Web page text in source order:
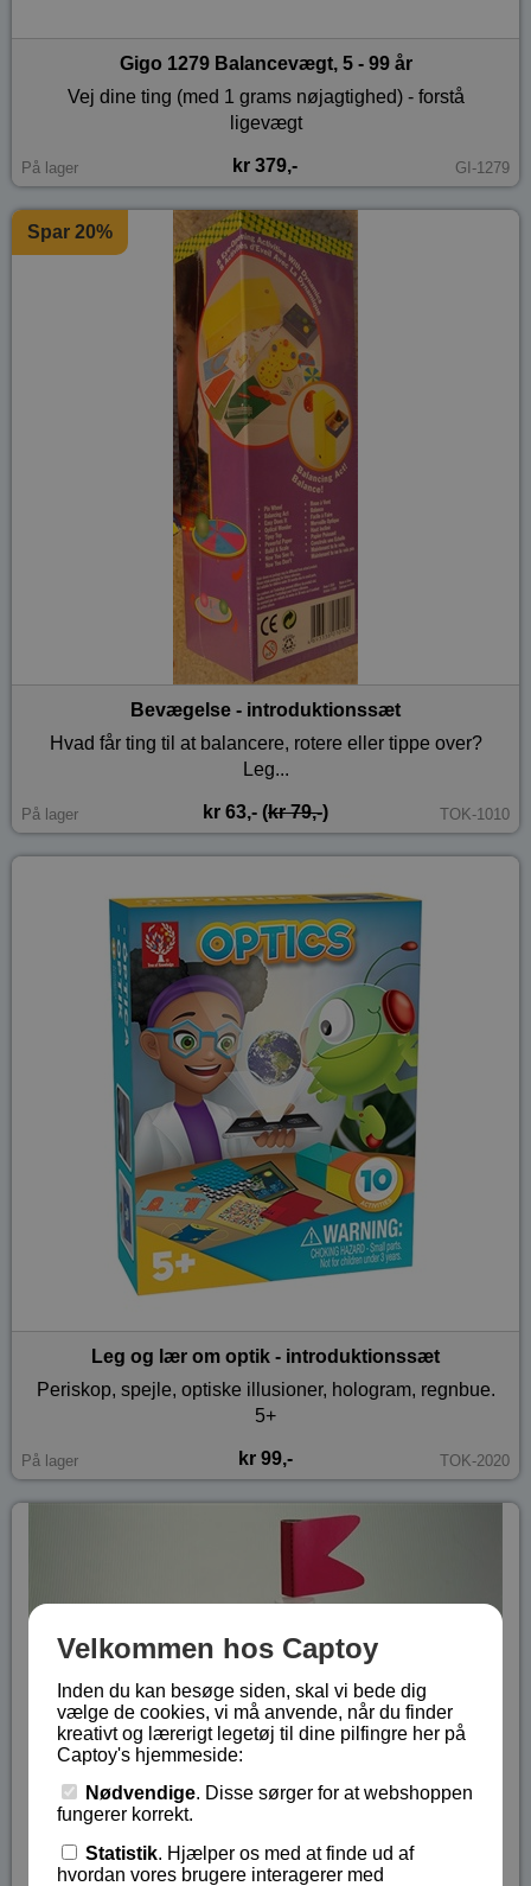
Gigo 1279 Balancevægt, 5 - 99 år
Vej dine ting (med 1 grams nøjagtighed) - forstå
ligevægt
På lager kr 379,- GI-1279
Spar 20%
Bevægelse - introduktionssæt
Hvad får ting til at balancere, rotere eller tippe over?
Leg...
På lager kr 63,- (kr 79,-) TOK-1010
Leg og lær om optik - introduktionssæt
Periskop, spejle, optiske illusioner, hologram, regnbue.
5+
På lager kr 99,- TOK-2020
Velkommen hos Captoy
Inden du kan besøge siden, skal vi bede dig
vælge de cookies, vi må anvende, når du finder
kreativt og lærerigt legetøj til dine pilfingre her på
Captoy's hjemmeside:
Nødvendige. Disse sørger for at webshoppen
fungerer korrekt.
Statistik. Hjælper os med at finde ud af
hvordan vores brugere interagerer med